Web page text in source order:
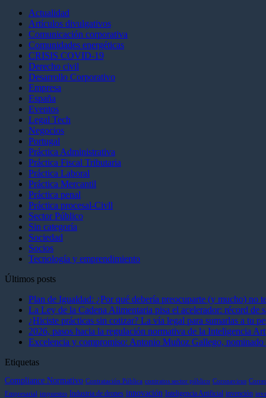
Actualidad
Artículos divulgativos
Comunicación corporativa
Comunidades energéticas
CRISIS COVID-19
Derecho civil
Desarrollo Corporativo
Empresa
España
Eventos
Legal Tech
Negocios
Portugal
Práctica Administrativa
Práctica Fiscal Tributaria
Práctica Laboral
Práctica Mercantil
Práctica penal
Práctica procesal-Civll
Sector Público
Sin categoría
Sociedad
Socios
Tecnología y emprendimiento
Últimos posts
Plan de Igualdad: ¿Por qué debería preocuparte (y mucho) no
La Ley de la Cadena Alimentaria pisa el acelerador: récord de
¿Hiciste prácticas sin cotizar? La vía legal para sumarlas a tu
2026, pasos hacia la regulación normativa de la Inteligencia
Excelencia y compromiso: Antonio Muñoz Gallego,
Etiquetas
Compliance Normativo Contratación Pública contratos sector público Coronavirus
Empresarial impuestos Industria de drones innovación Inteligencia Artificial invención